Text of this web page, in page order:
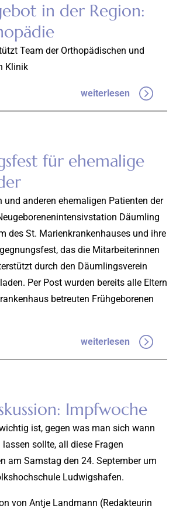
in der Region:
Team der Orthopädischen und
Klinik
weiterlesen
für ehemalige
und anderen ehemaligen Patienten der
Däumling
des St. Marienkrankenhauses und ihre
das die Mitarbeiterinnen
durch den Däumlingsverein
Per Post wurden bereits alle Eltern
betreuten Frühgeborenen
weiterlesen
Impfwoche
ist, gegen was man sich wann
sollte, all diese Fragen
am Samstag den 24. September um
Ludwigshafen.
von Antje Landmann (Redakteurin